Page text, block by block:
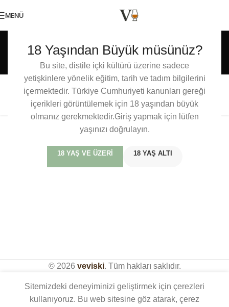
18 Yaşından Büyük müsünüz?
Bu site, distile içki kültürü üzerine sadece
yetişkinlere yönelik eğitim, tarih ve tadım bilgilerini
içermektedir. Türkiye Cumhuriyeti kanunları gereği
içerikleri görüntülemek için 18 yaşından büyük
olmanız gerekmektedir.Giriş yapmak için lütfen
yaşınızı doğrulayın.
18 YAŞ VE ÜZERI 18 YAŞ ALTI
MENÜ
Etiket arşivleri: The
Epicurean
The Epicurean White Port Finish
© 2026 veviski. Tüm hakları saklıdır.
Sitemizdeki deneyiminizi geliştirmek için çerezleri
kullanıyoruz. Bu web sitesine göz atarak, çerez